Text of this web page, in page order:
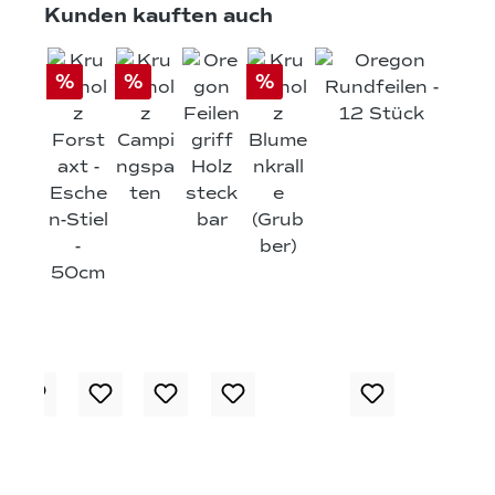
Produktgalerie überspringen
Kunden kauften auch
% % %